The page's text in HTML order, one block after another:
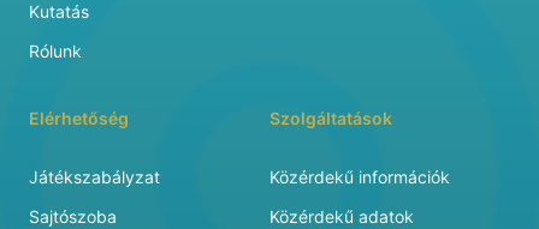
Kutatás
Rólunk
Elérhetőség
Játékszabályzat
Sajtószoba
Szolgáltatások
Közérdekű információk
Közérdekű adatok